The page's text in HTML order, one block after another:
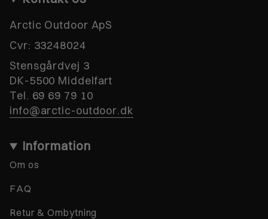
Arctic Outdoor ApS
Cvr: 33248024
Stensgårdvej 3
DK-5500 Middelfart
Tel. 69 69 79 10
info@arctic-outdoor.dk
Information
Om os
FAQ
Retur & Ombytning